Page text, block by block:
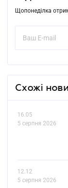
Щопонеділка
Схожі
16.05
5 серпня 2026
12.12
5 серпня 2026